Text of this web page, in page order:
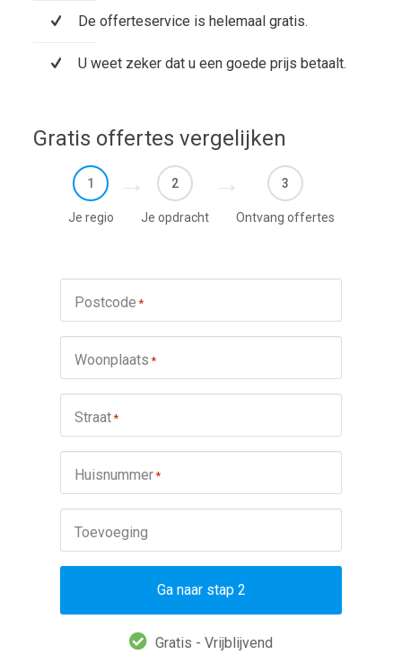
De offerteservice is helemaal gratis.
U weet zeker dat u een goede prijs betaalt.
Gratis offertes vergelijken
1
Je regio
2
Je opdracht
3
Ontvang offertes
Postcode *
Woonplaats *
Straat*
Huisnummer*
Toevoeging
Ga naar stap 2
Gratis - Vrijblijvend